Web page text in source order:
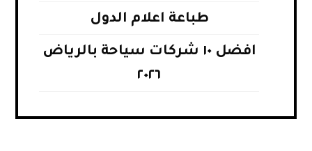
طباعة اعلام الدول
افضل ١٠ شركات سياحة بالرياض
٢٠٢٦